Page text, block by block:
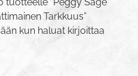
Tarkkuus”
kun haluat kirjoittaa